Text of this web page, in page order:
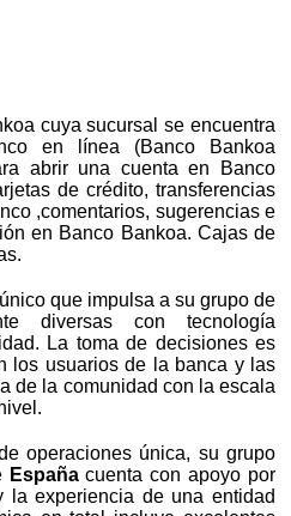
cuya sucursal se encuentra
en línea (Banco Bankoa
abrir una cuenta en Banco
de crédito, transferencias
,comentarios, sugerencias e
en Banco Bankoa. Cajas de
que impulsa a su grupo de
diversas con tecnología
La toma de decisiones es
los usuarios de la banca y las
de la comunidad con la escala
operaciones única, su grupo
Españacuenta con apoyo por
la experiencia de una entidad